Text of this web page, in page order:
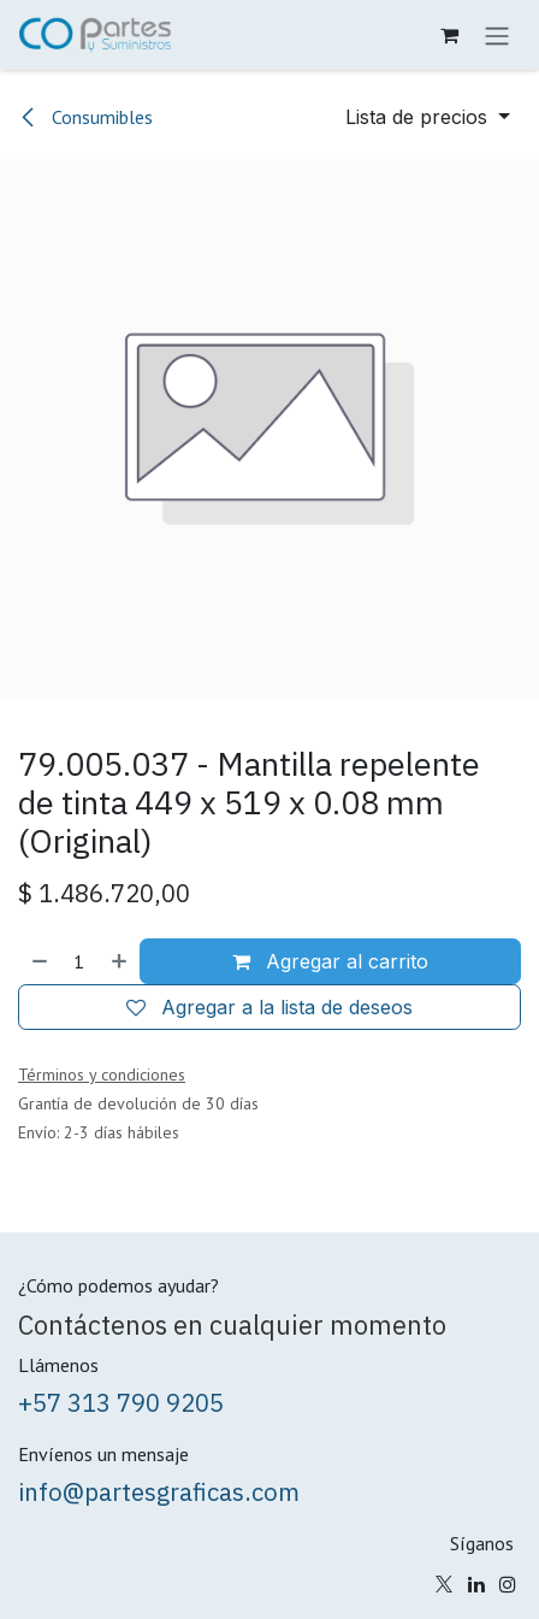
Ir al contenido
Consumibles Lista de precios
79.005.037 - Mantilla repelente
de tinta 449 x 519 x 0.08 mm
(Original)
$ 1.486.720,00
Agregar al carrito
Agregar a la lista de deseos
Términos y condiciones
Grantía de devolución de 30 días
Envío: 2-3 días hábiles
¿Cómo podemos ayudar?
Contáctenos en cualquier momento
Llámenos
+57 313 790 9205
Envíenos un mensaje
info@partesgraficas.com
Síganos